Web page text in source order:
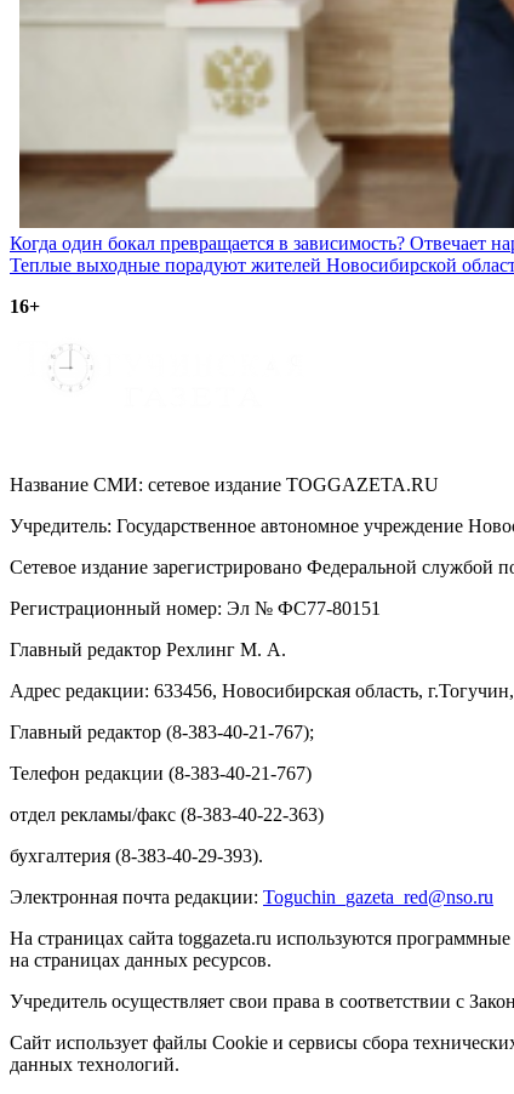
Навигация
по
записям
Когда один бокал превращается в зависимость? Отвечает
Теплые выходные порадуют жителей Новосибирской
16+
Название СМИ: cетевое издание TOGGAZETA.RU
Учредитель: Государственное автономное учреждение
Сетевое издание зарегистрировано Федеральной службой
Регистрационный номер: Эл № ФС77-80151
Главный редактор Рехлинг М. А.
Адрес редакции: 633456, Новосибирская область,
Главный редактор (8-383-40-21-767);
Телефон редакции (8-383-40-21-767)
отдел рекламы/факс (8-383-40-22-363)
бухгалтерия (8-383-40-29-393).
Электронная почта редакции: Toguchin gazeta red@nso.ru
На страницах сайта toggazeta.ru используются программные
на страницах данных ресурсов.
Учредитель осуществляет свои права в соответствии с
Сайт использует файлы Cookie и сервисы сбора
данных технологий.